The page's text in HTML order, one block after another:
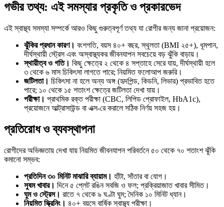
গভীর তথ্য: এই সমস্যার প্রকৃতি ও প্রকারভেদ
এই স্বাস্থ্য সমস্যা সম্পর্কে আরও কিছু গুরুত্বপূর্ণ তথ্য যা রোগীর জন্য জানা প্রয়োজন:
ঝুঁকির প্রধান কারণ। বংশগতি, বয়স ৪০+ বছর, স্থূলতা (BMI ২৫+), ধূমপান,
দীর্ঘস্থায়ী স্ট্রেস এবং অস্বাস্থ্যকর জীবনযাপন সবচেয়ে বড় ঝুঁকি বাড়ায়।
স্থায়ীত্ব ও গতি। কিছু ক্ষেত্রে ২ থেকে ৪ সপ্তাহে সেরে যায়, দীর্ঘস্থায়ী হলে
৩ থেকে ৬ মাস চিকিৎসা লাগতে পারে; নিয়মিত ফলোআপ জরুরি।
জটিলতা। চিকিৎসা না হলে অন্য অঙ্গ (হৃদপিন্ড, কিডনি, লিভার) প্রভাবিত হতে
পারে; ১০ থেকে ১৫ শতাংশ ক্ষেত্রে জটিলতা দেখা যায়।
পরীক্ষা। প্রাথমিক রক্ত পরীক্ষা (CBC, লিপিড প্রোফাইল, HbA1c),
প্রয়োজনে আল্ট্রাসাউন্ড বা এক্স-রে করালে সঠিক নির্ণয় সহজ হয়।
প্রতিরোধ ও ব্যবস্থাপনা
রোগীদের অভিজ্ঞতায় দেখা যায় নিয়মিত জীবনযাপন পরিবর্তনে ৫০ থেকে ৭০ শতাংশ ঝুঁকি
কমানো সম্ভব:
প্রতিদিন ৩০ মিনিট মাঝারি ব্যায়াম। হাঁটা, সাঁতার বা যোগ।
সুষম খাবার। দিনে ৫ প্লেট রঙিন সবজি ও ফল; প্রক্রিয়াজাত খাবার সীমিত।
ঘুম ও স্ট্রেস। রাতে ৭ থেকে ৯ ঘণ্টা ঘুম; দৈনিক ১০ মিনিট ধ্যান।
নিয়মিত স্ক্রিনিং। ৪০+ বয়সে বার্ষিক স্বাস্থ্য পরীক্ষা।